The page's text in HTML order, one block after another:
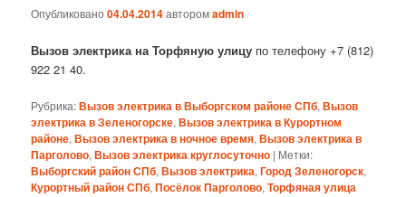
Опубликовано04.04.2014авторомadmin
Вызов электрика на Торфяную улицу по телефону +7 (812)
922 21 40.
Рубрика:Вызов электрика в Выборгском районе СПб,Вызов
электрика в Зеленогорске,Вызов электрика в Курортном
районе,Вызов электрика в ночное время,Вызов электрика в
Парголово,Вызов электрика круглосуточно | Метки:
Выборгский район СПб,Вызов электрика,Город Зеленогорск,
Курортный район СПб,Посёлок Парголово,Торфяная улица